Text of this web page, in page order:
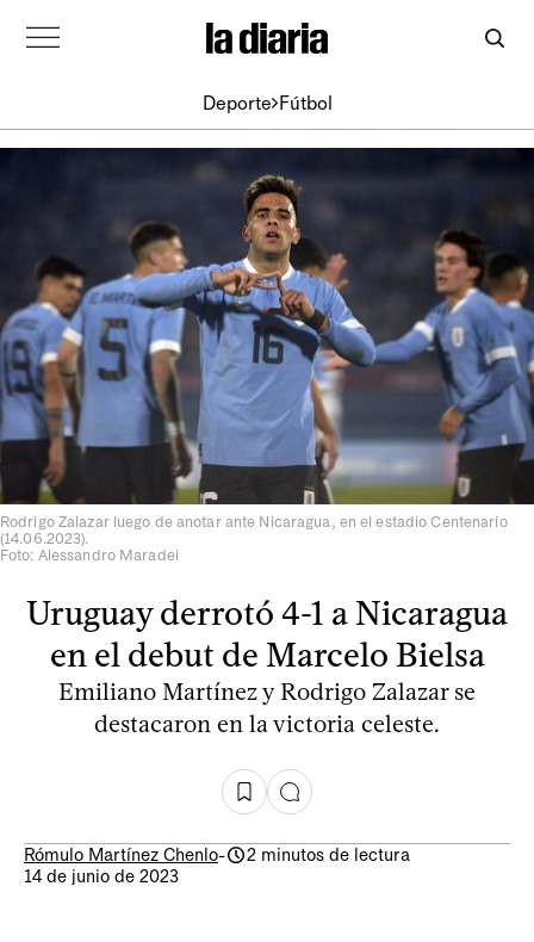
Deporte Fútbol
Rodrigo Zalazar luego de anotar ante Nicaragua, en el estadio Centenario
(14.06.2023).
Foto: Alessandro Maradei
Uruguay derrotó 4-1 a Nicaragua
en el debut de Marcelo Bielsa
Emiliano Martínez y Rodrigo Zalazar se
destacaron en la victoria celeste.
Rómulo Martínez Chenlo-
2 minutos de lectura
14 de junio de 2023